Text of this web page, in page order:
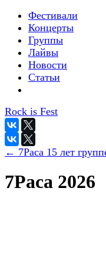
Фестивали
Концерты
Группы
Лайвы
Новости
Статьи
Rock is Fest
← 7Раса 15 лет
7Раса 2026